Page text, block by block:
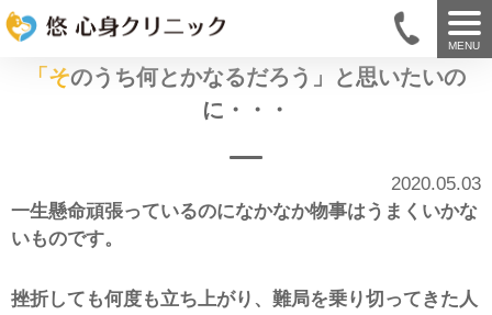
MENU
「そのうち何とかなるだろう」と思いたいの
に・・・
2020.05.03
一生懸命頑張っているのになかなか物事はうまくいかな
いものです。
挫折しても何度も立ち上がり、難局を乗り切ってきた人